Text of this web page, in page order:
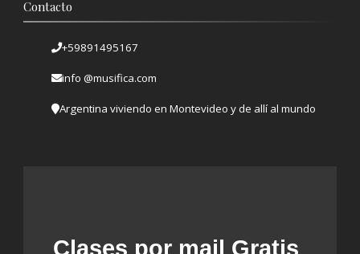
Contacto
+59891495167
info @musifica.com
Argentina viviendo en Montevideo y de allí al mundo